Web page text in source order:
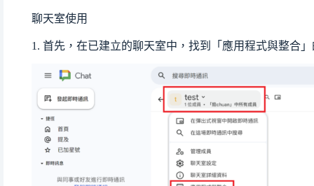
聊天室使用
1. 首先，在已建立的聊天室中，找到「應用程式與整合